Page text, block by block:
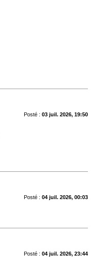
Posté : 03 juil. 2026, 19:50
Posté : 04 juil. 2026, 00:03
Posté : 04 juil. 2026, 23:44